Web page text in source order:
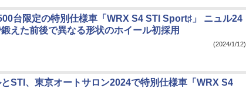
台限定の特別仕様車「WRX S4 STI Sport♯」 ニュル24
えた前後で異なる形状のホイール初採用
(2024/1/12)
とSTI、東京オートサロン2024で特別仕様車「WRX S4